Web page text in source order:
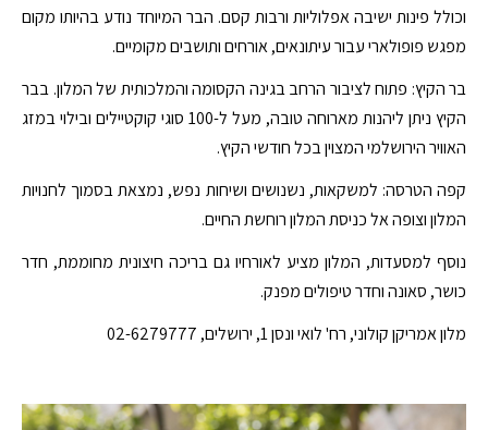
וכולל פינות ישיבה אפלוליות ורבות קסם. הבר המיוחד נודע בהיותו מקום
מפגש פופולארי עבור עיתונאים, אורחים ותושבים מקומיים.
בר הקיץ: פתוח לציבור הרחב בגינה הקסומה והמלכותית של המלון. בבר
הקיץ ניתן ליהנות מארוחה טובה, מעל ל-100 סוגי קוקטיילים ובילוי במזג
האוויר הירושלמי המצוין בכל חודשי הקיץ.
קפה הטרסה: למשקאות, נשנושים ושיחות נפש, נמצאת בסמוך לחנויות
המלון וצופה אל כניסת המלון רוחשת החיים.
נוסף למסעדות, המלון מציע לאורחיו גם בריכה חיצונית מחוממת, חדר
כושר, סאונה וחדר טיפולים מפנק.
מלון אמריקן קולוני, רח' לואי ונסן 1, ירושלים, 02-6279777